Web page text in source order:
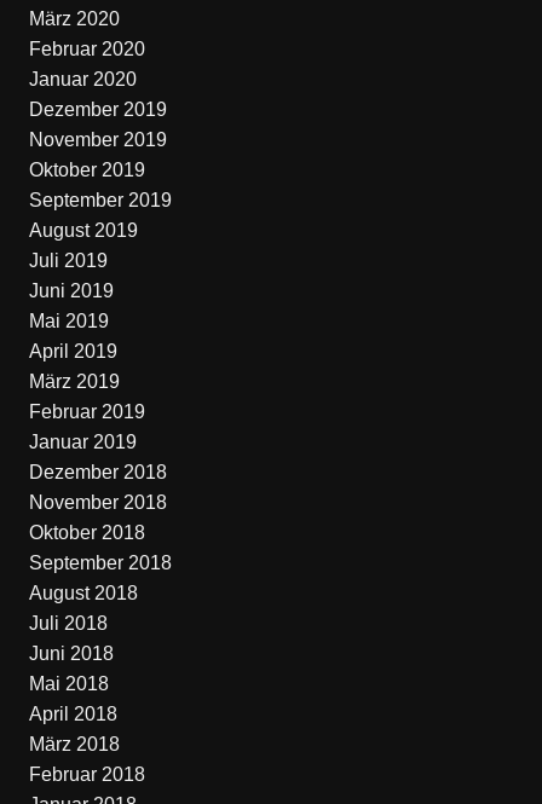
März 2020
Februar 2020
Januar 2020
Dezember 2019
November 2019
Oktober 2019
September 2019
August 2019
Juli 2019
Juni 2019
Mai 2019
April 2019
März 2019
Februar 2019
Januar 2019
Dezember 2018
November 2018
Oktober 2018
September 2018
August 2018
Juli 2018
Juni 2018
Mai 2018
April 2018
März 2018
Februar 2018